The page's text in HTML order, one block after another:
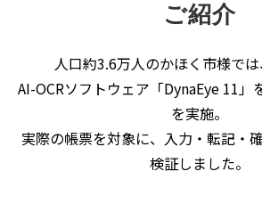
ご紹介
人口約3.6万人のかほく市様で
AI-OCRソフトウェア「DynaEye 11」
を実施。
実際の帳票を対象に、入力・転記・
検証しました。